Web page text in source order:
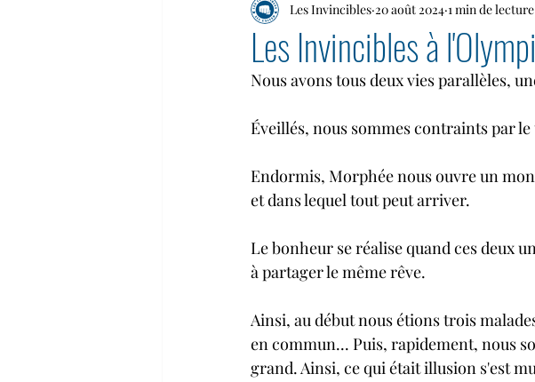
Les Invincibles à
Les Invincibles 20 août 2024 1 min de lecture
Nous avons tous deux vies parallèles,
Éveillés, nous sommes contraints par
Endormis, Morphée nous ouvre un
et dans lequel tout peut arriver.
Le bonheur se réalise quand ces deux
à partager le même rêve.
Ainsi, au début nous étions trois
en commun... Puis, rapidement, nous
grand. Ainsi, ce qui était illusion s'est